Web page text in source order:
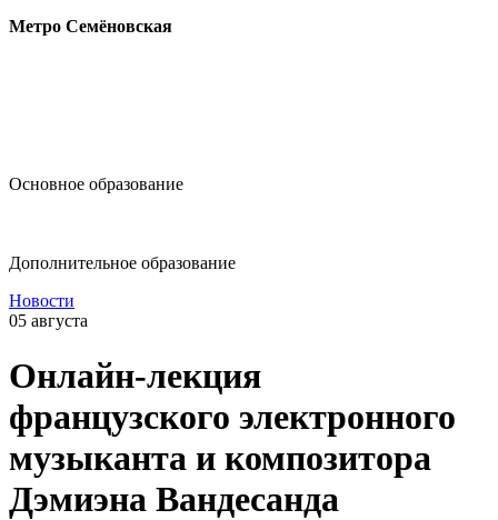
Метро Семёновская
Основное образование
Дополнительное образование
Новости
05 августа
Онлайн-лекция
французского электронного
музыканта и композитора
Дэмиэна Вандесанда